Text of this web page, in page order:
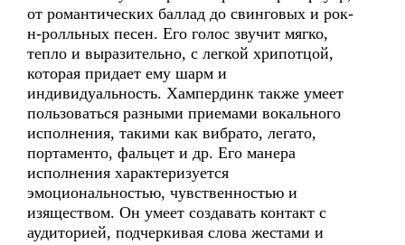
от романтических баллад до свинговых и рок-
н-ролльных песен. Его голос звучит мягко,
тепло и выразительно, с легкой хрипотцой,
которая придает ему шарм и
индивидуальность. Хампердинк также умеет
пользоваться разными приемами вокального
исполнения, такими как вибрато, легато,
портаменто, фальцет и др. Его манера
исполнения характеризуется
эмоциональностью, чувственностью и
изяществом. Он умеет создавать контакт с
аудиторией, подчеркивая слова жестами и